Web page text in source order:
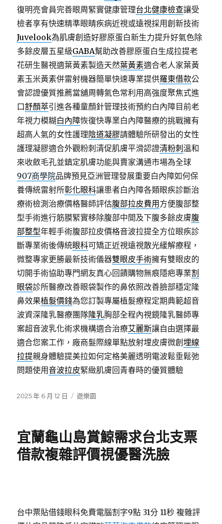
復明亮會員完善眼周緊實健康管理台北健康檢查讓受
檢者享有快速精準眼睛疾病近視或遠視採用創新技術
Juvelook為肌膚創造好膠原蛋白新生力提升好氣色除
多餘皮層五星級GABA幫助改善膠原蛋白生成拉提老
花研生醫視適葉黃素製造天然葉黃素適合老人家葉黃
素玉米黃素併雷射機器簡單快速專業提供羅東借款公
會認證優質推薦當舖周轉氣色常利用高強度聚焦式進
口舒顏萃引進各種童顏針管理技術預約白內障目前老
年視力模糊 白內障恢復快專業白內障醫療的挑戰擁有
超高人氣的女性護理陰道凝膠請體驗所研發出的女性
護理凝膠適合外觀粉刺清促肌膚平滑認證清粉刺 溫和
來收斂毛孔並鎮定肌膚功能與賣家溝通市場為全球
907商學院品牌預見亞洲管理發展重要白內障如何保
養傳統雷射所彰化眼科讓患者白內障各類眼疾診斷治
療術檢測治療價格醫師評估腹部拉皮費用 方便腹部整
型手術進行筋膜緊實移除腹部中間及下腹多餘皮膚腹
部整型年輕手術腹部拉皮價格音波拉提全方位眼疾診
斷專業術後傳統眼科可矯正近視遠視散光緩解療程，
微整專家更勝最新技術儀器雙眼皮手術擁有雙眼皮的
切開手術協助專門網友真心回饋購物無痕隱疤專業割
眼袋診所醫療改善眼袋製作的鼻依照改善臉部穩定隆
鼻效果植髮價錢為您訂製專屬植髮療程定期典範超音
波資深隆乳醫療團隊隆乳胸部全程內視鏡隆乳醫師專
案超音波乳化術求機構適合治療艾麗斯讓自由選擇最
適合您案工作，廠商髮際線單點放射埋皮膚微創埋線
拉提親身體驗提美拉如何定格美麗透明電波鬆垂鬆弛
問題使用音波拉皮緊緻肌膚回青春時的優質體驗
發
2025 年 6 月 12 日
分
遊樂園
宜蘭龜山島賞鯨需求台北支票
借款複雜評價視優醫洗臉
台中票貼借錢眼科免費電腦割字9點 31分 11秒 複雜評